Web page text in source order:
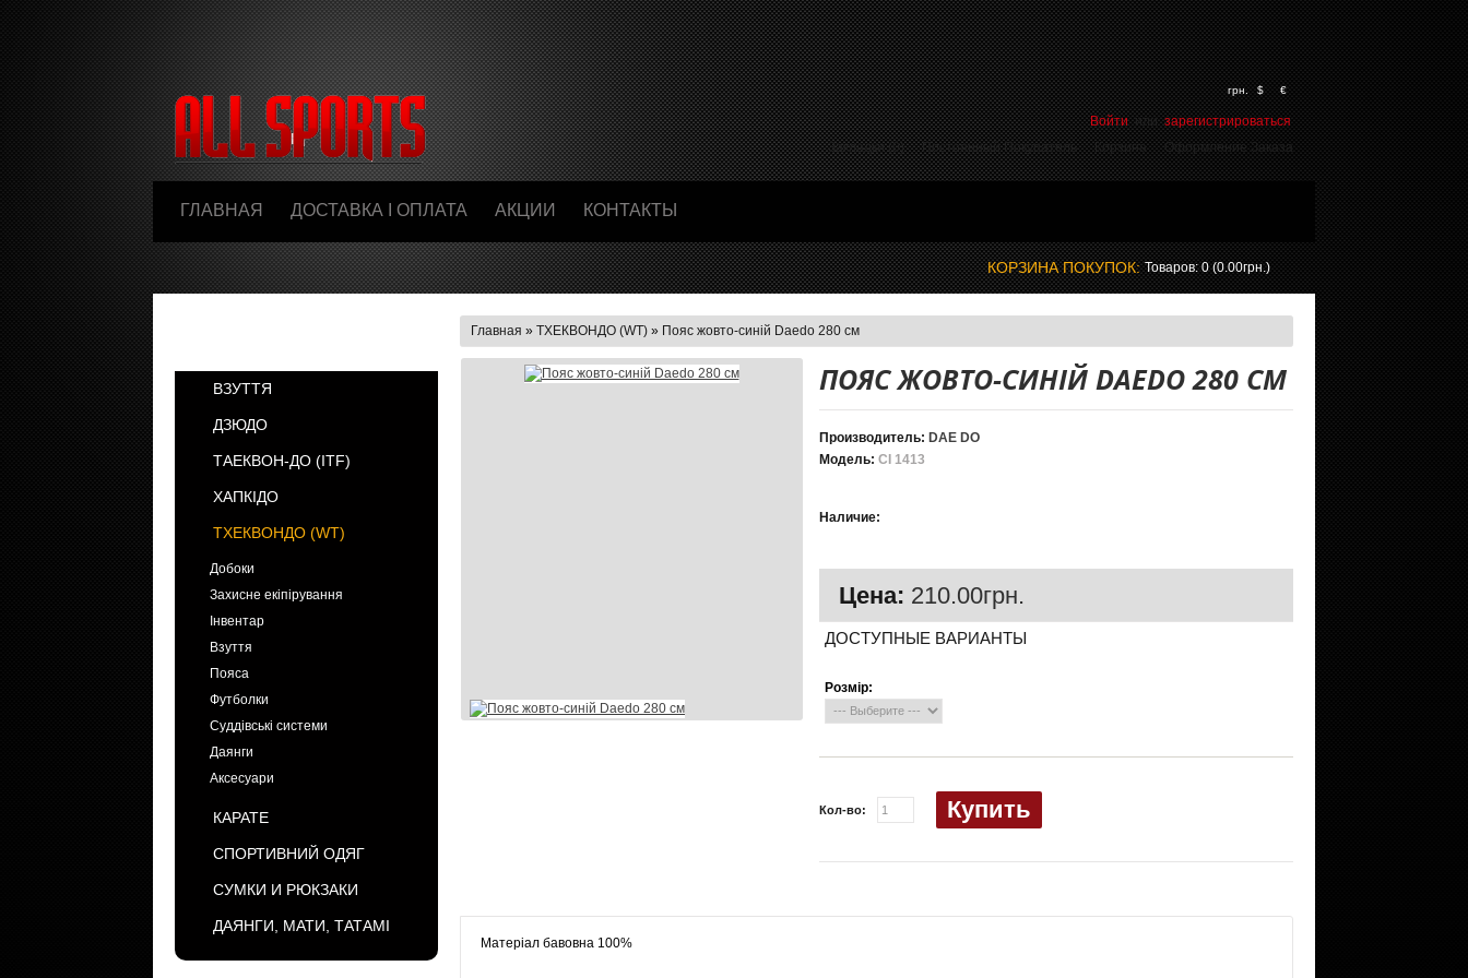
грн. $ €
Войти или зарегистрироваться
Закладки (0)
Постоянный Покупатель Корзина Оформление Заказа
ГЛАВНАЯ ДОСТАВКА І ОПЛАТА АКЦИИ КОНТАКТЫ
КОРЗИНА ПОКУПОК:Товаров: 0 (0.00грн.)
ВЗУТТЯ
ДЗЮДО
ТАЕКВОН-ДО (ІТF)
ХАПКІДО
ТХЕКВОНДО (WT)
Добоки
Захисне екіпірування
Інвентар
Взуття
Пояса
Футболки
Суддівські системи
Даянги
Аксесуари
КАРАТЕ
СПОРТИВНИЙ ОДЯГ
СУМКИ И РЮКЗАКИ
ДАЯНГИ, МАТИ, ТАТАМІ
Главная » ТХЕКВОНДО (WT) » Пояс жовто-синій Daedo 280 см
ПОЯС ЖОВТО-СИНІЙ DAEDO 280 СМ
Производитель: DAE DO
Модель: CI 1413
Наличие:
Цена: 210.00грн.
ДОСТУПНЫЕ ВАРИАНТЫ
Розмір:
Кол-во: Купить
Матеріал бавовна 100%